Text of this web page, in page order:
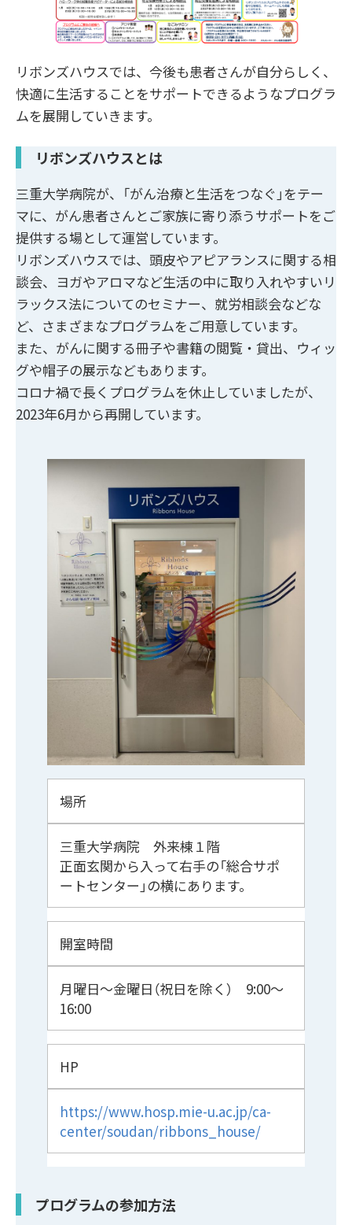
リボンズハウスでは、今後も患者さんが自分らしく、
快適に生活することをサポートできるようなプログラ
ムを展開していきます。
リボンズハウスとは
三重大学病院が、「がん治療と生活をつなぐ」をテー
マに、がん患者さんとご家族に寄り添うサポートをご
提供する場として運営しています。
リボンズハウスでは、頭皮やアピアランスに関する相
談会、ヨガやアロマなど生活の中に取り入れやすいリ
ラックス法についてのセミナー、就労相談会などな
ど、さまざまなプログラムをご用意しています。
また、がんに関する冊子や書籍の閲覧・貸出、ウィッ
グや帽子の展示などもあります。
コロナ禍で長くプログラムを休止していましたが、
2023年6月から再開しています。
場所
三重大学病院 外来棟１階
正面玄関から入って右手の「総合サポ
ートセンター」の横にあります。
開室時間
月曜日～金曜日（祝日を除く） 9:00～
16:00
HP
https://www.hosp.mie-u.ac.jp/ca-
center/soudan/ribbons_house/
プログラムの参加方法